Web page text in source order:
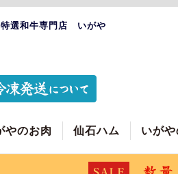
選和牛専門店 いがや
やのお肉 仙石ハム いが